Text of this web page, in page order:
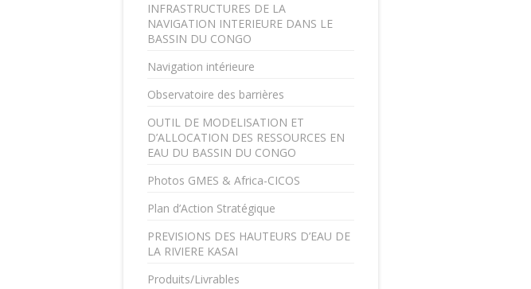
INFRASTRUCTURES DE LA
NAVIGATION INTERIEURE DANS LE
BASSIN DU CONGO
Navigation intérieure
Observatoire des barrières
OUTIL DE MODELISATION ET
D’ALLOCATION DES RESSOURCES EN
EAU DU BASSIN DU CONGO
Photos GMES & Africa-CICOS
Plan d’Action Stratégique
PREVISIONS DES HAUTEURS D’EAU DE
LA RIVIERE KASAI
Produits/Livrables